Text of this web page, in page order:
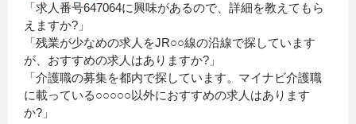
「求人番号647064に興味があるので、詳細を教えてもら
えますか?」
「残業が少なめの求人をJR○○線の沿線で探しています
が、おすすめの求人はありますか?」
「介護職の募集を都内で探しています。マイナビ介護職
に載っている○○○○○以外におすすめの求人はあります
か?」